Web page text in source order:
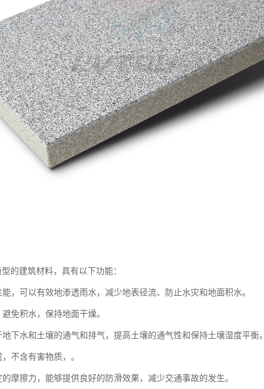
的建筑材料，具有以下功能：
，可以有效地渗透雨水，减少地表径流、防止水灾和地面积水。
免积水，保持地面干燥。
下水和土壤的通气和排气，提高土壤的通气性和保持土壤湿度平衡。
不含有害物质，。
摩擦力，能够提供良好的防滑效果，减少交通事故的发生。